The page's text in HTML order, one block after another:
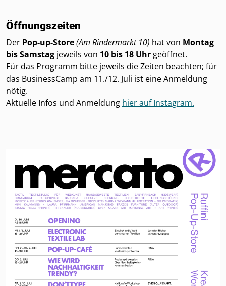
Öffnungszeiten
Der Pop-up-Store(Am Rindermarkt 10) hat von Montag
bis Samstag jeweils von 10 bis 18 Uhr geöffnet.
Für das Programm bitte jeweils die Zeiten beachten; für
das BusinessCamp am 11./12. Juli ist eine Anmeldung
nötig.
Aktuelle Infos und Anmeldung hier auf Instagram.